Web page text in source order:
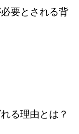
要とされる背
る理由とは？